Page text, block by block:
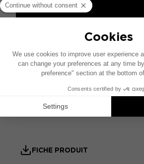
SPÉCIFICATIONS
Design
Son - Acoustique
FICHE PRODUIT